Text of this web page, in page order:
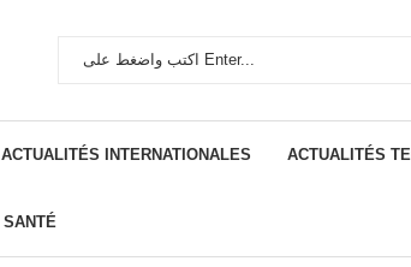
ACTUALITÉS INTERNATIONALES ACTUALITÉS
SANTÉ